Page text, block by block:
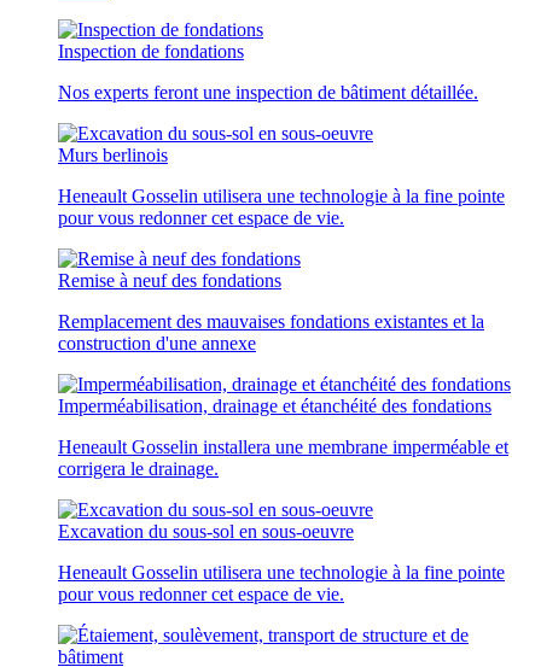
Inspection de fondations
Nos experts feront une inspection de bâtiment détaillée.
Murs berlinois
Heneault Gosselin utilisera une technologie à la fine pointe
pour vous redonner cet espace de vie.
Remise à neuf des fondations
Remplacement des mauvaises fondations existantes et la
construction d'une annexe
Imperméabilisation, drainage et étanchéité des fondations
Heneault Gosselin installera une membrane imperméable et
corrigera le drainage.
Excavation du sous-sol en sous-oeuvre
Heneault Gosselin utilisera une technologie à la fine pointe
pour vous redonner cet espace de vie.